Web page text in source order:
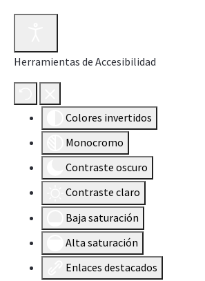
Herramientas de Accesibilidad
Colores invertidos
Monocromo
Contraste oscuro
Contraste claro
Baja saturación
Alta saturación
Enlaces destacados